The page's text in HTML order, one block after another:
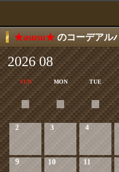
★asusu★ のコーデアル
2026 08
SUN MON TUE
2 3 4
9 10 11